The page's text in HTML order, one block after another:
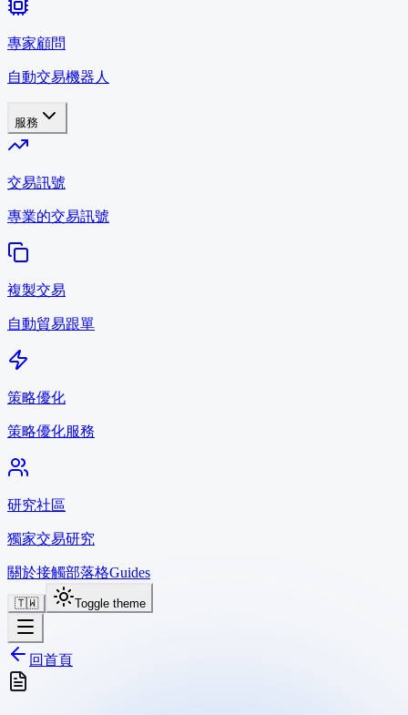
專家顧問
自動交易機器人
服務
交易訊號
專業的交易訊號
複製交易
自動貿易跟單
策略優化
策略優化服務
研究社區
獨家交易研究
關於接觸部落格Guides
🇹🇼 Toggle theme
回首頁